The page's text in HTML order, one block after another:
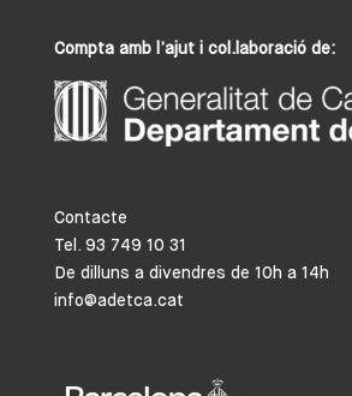
Compta amb l’ajut i col.laboració de:
Contacte
Tel. 93 749 10 31
De dilluns a divendres de 10h a 14h
info@adetca.cat